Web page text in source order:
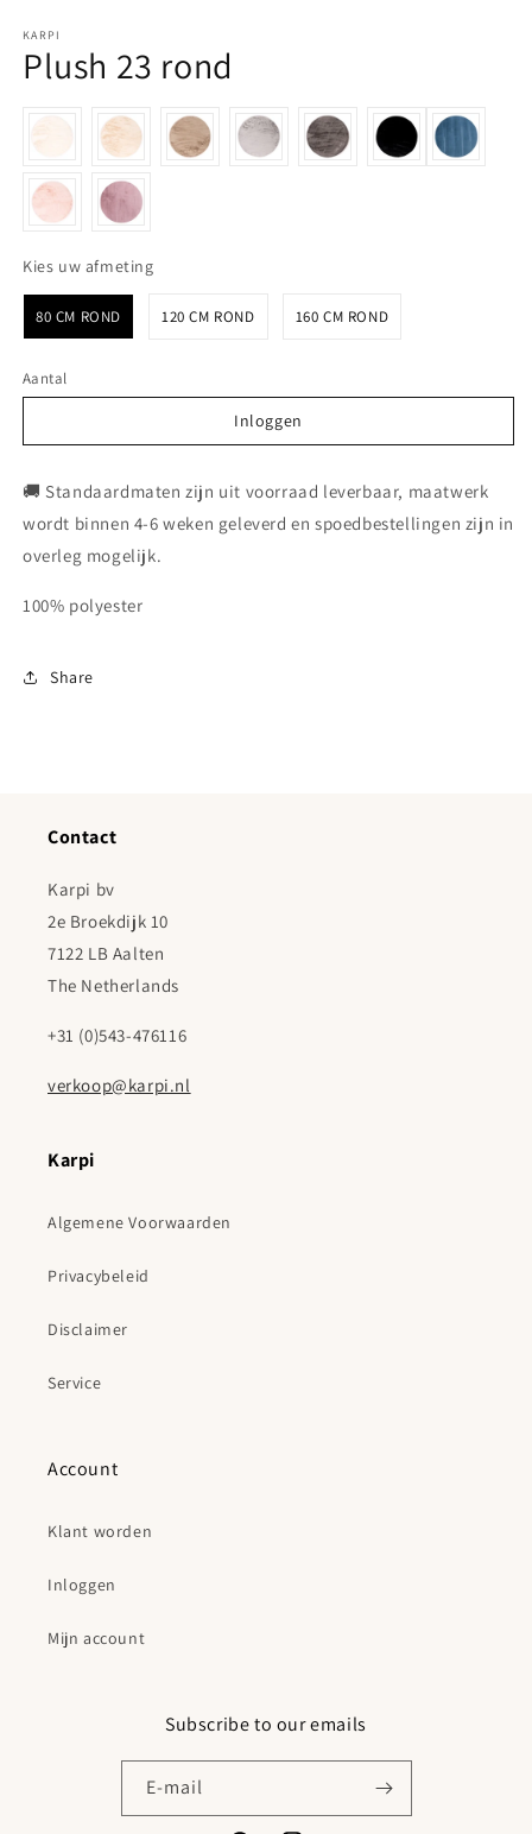
KARPI
Plush 23 rond
Kies uw afmetingKies uw afmeting
80 CM ROND 120 CM ROND 160 CM ROND
Aantal
Inloggen
Inloggen
🚚 Standaardmaten zijn uit voorraad leverbaar, maatwerk
wordt binnen 4-6 weken geleverd en spoedbestellingen zijn in
overleg mogelijk.
100% polyester
Share
Contact
Karpi bv
2e Broekdijk 10
7122 LB Aalten
The Netherlands
+31 (0)543-476116
verkoop@karpi.nl
Karpi
Algemene Voorwaarden
Privacybeleid
Disclaimer
Service
Account
Klant worden
Inloggen
Mijn account
Subscribe to our emails
E‑mail